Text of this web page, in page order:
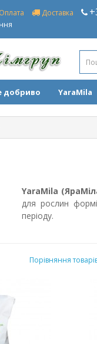
Оплата Доставка
добриво YaraMila
YaraMila
для рослин
періоду.
Порівняння